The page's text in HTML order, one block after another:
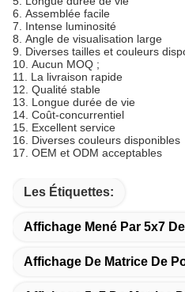
6. Assemblée facile
7. Intense luminosité
8. Angle de visualisation large
9. Diverses tailles et couleurs
10. Aucun MOQ ;
11. La livraison rapide
12. Qualité stable
13. Longue durée de vie
14. Coût-concurrentiel
15. Excellent service
16. Diverses couleurs disponibles
17. OEM et ODM acceptables
Les Étiquettes:
Affichage Mené Par 5x7
Affichage De Matrice De